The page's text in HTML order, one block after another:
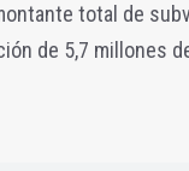
total de
de 5,7 millones